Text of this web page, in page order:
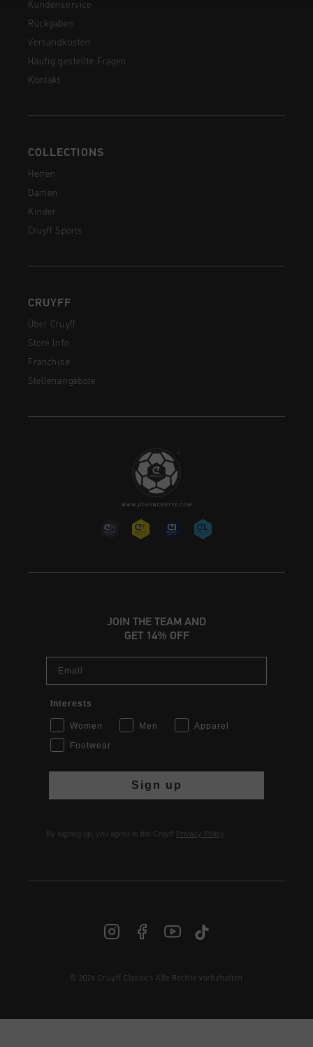
DE | € EUR
Kundenservice
Rückgaben
Versandkosten
Häufig gestellte Fragen
Kontakt
COLLECTIONS
Herren
Damen
Kinder
Cruyff Sports
CRUYFF
Über Cruyff
Store Info
Franchise
Stellenangebote
JOIN THE TEAM AND
GET 14% OFF
Interests
Women Men
Apparel
Footwear
Sign up
By signing up, you agree to the Cruyff Privacy Policy
© 2026 Cruyff Classics Alle Rechte vorbehalten